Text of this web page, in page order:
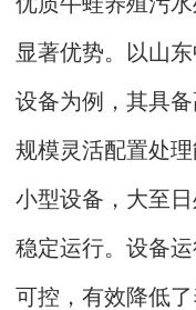
显著优势。以山
设备为例，其具
规模灵活配置处
小型设备，大至
稳定运行。设备
可控，有效降低了